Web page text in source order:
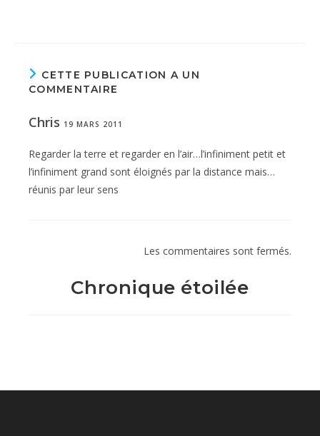
CETTE PUBLICATION A UN
COMMENTAIRE
Chris 19 MARS 2011
Regarder la terre et regarder en l’air…l’infiniment petit et
l’infiniment grand sont éloignés par la distance mais…
réunis par leur sens
Les commentaires sont fermés.
Chronique étoilée